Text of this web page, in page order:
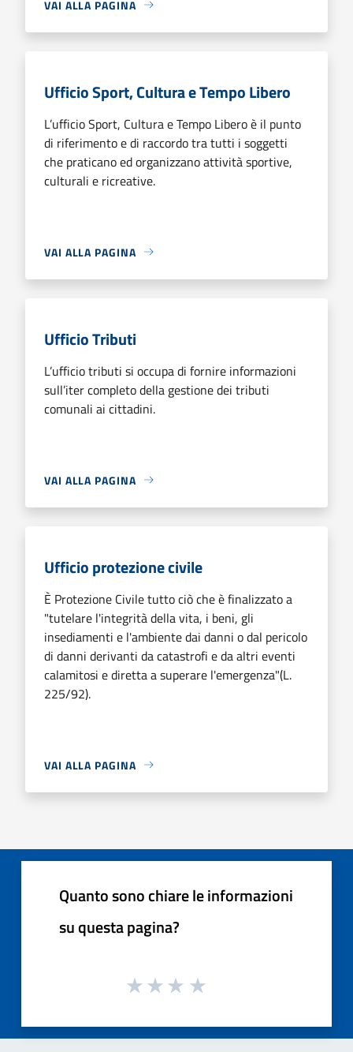
VAI ALLA PAGINA
Ufficio Sport, Cultura e Tempo Libero
L’ufficio Sport, Cultura e Tempo Libero è il punto
di riferimento e di raccordo tra tutti i soggetti
che praticano ed organizzano attività sportive,
culturali e ricreative.
VAI ALLA PAGINA
Ufficio Tributi
L’ufficio tributi si occupa di fornire informazioni
sull’iter completo della gestione dei tributi
comunali ai cittadini.
VAI ALLA PAGINA
Ufficio protezione civile
È Protezione Civile tutto ciò che è finalizzato a
"tutelare l'integrità della vita, i beni, gli
insediamenti e l'ambiente dai danni o dal pericolo
di danni derivanti da catastrofi e da altri eventi
calamitosi e diretta a superare l'emergenza"(L.
225/92).
VAI ALLA PAGINA
Quanto sono chiare le informazioni
su questa pagina?